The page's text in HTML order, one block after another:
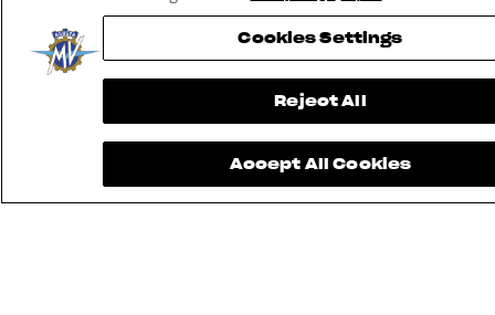
Cookies Settings
Reject All
Accept All Cookies